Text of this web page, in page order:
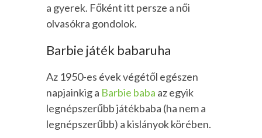
a gyerek. Főként itt persze a női
olvasókra gondolok.
Barbie játék babaruha
Az 1950-es évek végétől egészen
napjainkig a Barbie baba az egyik
legnépszerűbb játékbaba (ha nem a
legnépszerűbb) a kislányok körében.